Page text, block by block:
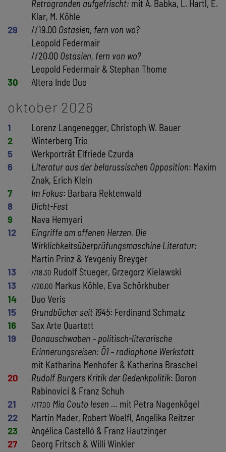
Retrogranden aufgefrischt: mit A. Babka, L. Hartl, E.
Klar, M. Köhle
29
//19.00 Ostasien, fern von wo?
Leopold Federmair
//20.00 Ostasien, fern von wo?
Leopold Federmair & Stephan Thome
30
Altera Inde Duo
oktober 2026
1
Lorenz Langenegger, Christoph W. Bauer
2
Winterberg Trio
5
Werkporträt Elfriede Czurda
6
Literatur aus der belarussischen Opposition: Maxim
Znak, Erich Klein
7
Im Fokus: Barbara Rektenwald
8
Dicht-Fest
9
Nava Hemyari
12
Eingriffe am offenen Herzen. Die
Wirklichkeitsüberprüfungsmaschine Literatur:
Martin Prinz & Yevgeniy Breyger
13
//18.30 Rudolf Stueger, Grzegorz Kielawski
13
//20.00 Markus Köhle, Eva Schörkhuber
14
Duo Veris
15
Grundbücher seit 1945: Ferdinand Schmatz
16
Sax Arte Quartett
19
Donauschwaben – politisch-literarische
Erinnerungsreisen: Ö1 – radiophone Werkstatt
mit Katharina Menhofer & Katherina Braschel
20
Rudolf Burgers Kritik der Gedenkpolitik: Doron
Rabinovici & Franz Schuh
21
//17.00 Mia Couto lesen … mit Petra Nagenkögel
22
Martin Mader, Robert Woelfl, Angelika Reitzer
23
Angélica Castelló & Franz Hautzinger
27
Georg Fritsch & Willi Winkler